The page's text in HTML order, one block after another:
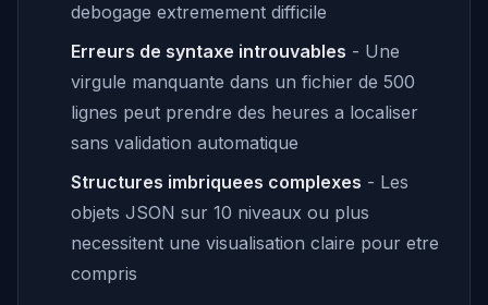
debogage extremement difficile
Erreurs de syntaxe introuvables - Une
virgule manquante dans un fichier de 500
lignes peut prendre des heures a localiser
sans validation automatique
Structures imbriquees complexes - Les
objets JSON sur 10 niveaux ou plus
necessitent une visualisation claire pour etre
compris